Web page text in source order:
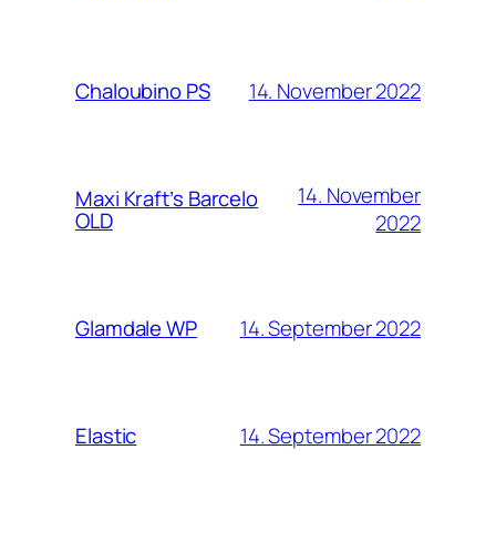
Chaloubino PS 14. November 2022
Maxi Kraft’s Barcelo
OLD
14. November
2022
Glamdale WP 14. September 2022
Elastic 14. September 2022